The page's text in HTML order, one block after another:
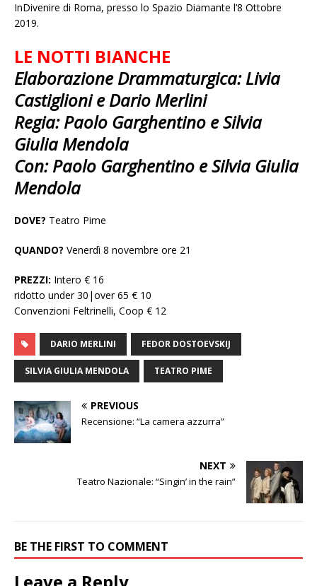
InDivenire di Roma, presso lo Spazio Diamante l’8 Ottobre
2019.
LE NOTTI BIANCHE
Elaborazione Drammaturgica: Livia
Castiglioni e Dario Merlini
Regia: Paolo Garghentino e Silvia
Giulia Mendola
Con: Paolo Garghentino e Silvia Giulia
Mendola
DOVE? Teatro Pime
QUANDO? Venerdì 8 novembre ore 21
PREZZI: Intero € 16
ridotto under 30|over 65 € 10
Convenzioni Feltrinelli, Coop € 12
DARIO MERLINI FEDOR DOSTOEVSKIJ
SILVIA GIULIA MENDOLA TEATRO PIME
PREVIOUS
Recensione: “La camera azzurra”
NEXT
Teatro Nazionale: “Singin’ in the rain”
BE THE FIRST TO COMMENT